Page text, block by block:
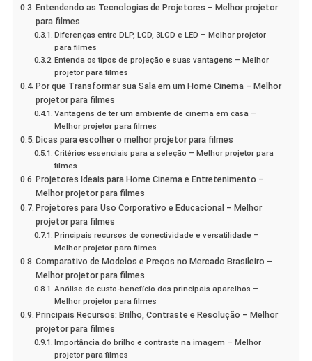
Entendendo as Tecnologias de Projetores – Melhor projetor
para filmes
Diferenças entre DLP, LCD, 3LCD e LED – Melhor projetor
para filmes
Entenda os tipos de projeção e suas vantagens – Melhor
projetor para filmes
Por que Transformar sua Sala em um Home Cinema – Melhor
projetor para filmes
Vantagens de ter um ambiente de cinema em casa –
Melhor projetor para filmes
Dicas para escolher o melhor projetor para filmes
Critérios essenciais para a seleção – Melhor projetor para
filmes
Projetores Ideais para Home Cinema e Entretenimento –
Melhor projetor para filmes
Projetores para Uso Corporativo e Educacional – Melhor
projetor para filmes
Principais recursos de conectividade e versatilidade –
Melhor projetor para filmes
Comparativo de Modelos e Preços no Mercado Brasileiro –
Melhor projetor para filmes
Análise de custo-benefício dos principais aparelhos –
Melhor projetor para filmes
Principais Recursos: Brilho, Contraste e Resolução – Melhor
projetor para filmes
Importância do brilho e contraste na imagem – Melhor
projetor para filmes